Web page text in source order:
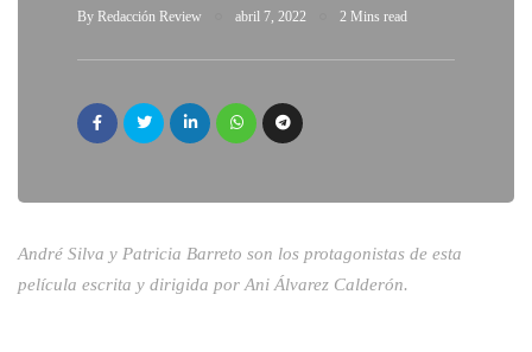
By Redacción Review abril 7, 2022 2 Mins read
André Silva y Patricia Barreto son los protagonistas de esta
película escrita y dirigida por Ani Álvarez Calderón.